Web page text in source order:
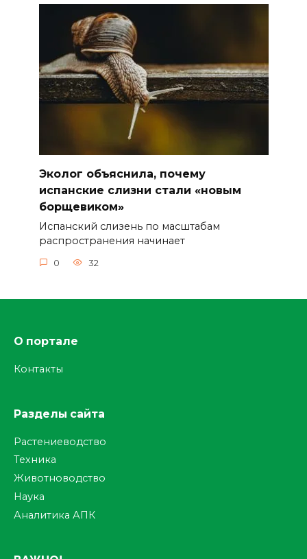
Эколог объяснила, почему
испанские слизни стали «новым
борщевиком»
Испанский слизень по масштабам
распространения начинает
0 32
О портале
Контакты
Разделы сайта
Растениеводство
Техника
Животноводство
Наука
Аналитика АПК